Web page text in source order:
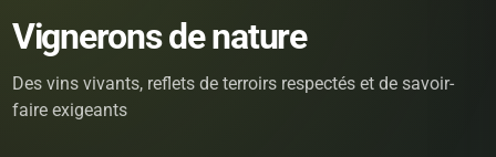
Vignerons de nature
Des vins vivants, reflets de terroirs respectés et de savoir-
faire exigeants